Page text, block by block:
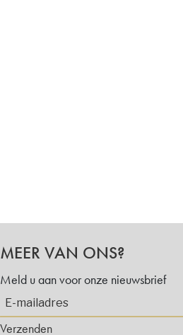
MEER VAN ONS?
Meld u aan voor onze nieuwsbrief